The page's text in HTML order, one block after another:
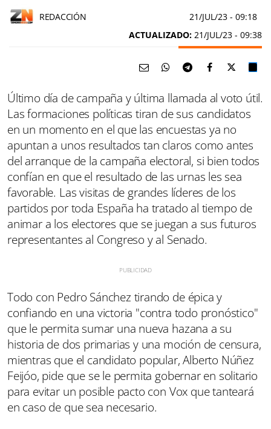
REDACCIÓN 21/JUL/23 - 09:18
ACTUALIZADO: 21/JUL/23 - 09:38
Último día de campaña y última llamada al voto útil.
Las formaciones políticas tiran de sus candidatos
en un momento en el que las encuestas ya no
apuntan a unos resultados tan claros como antes
del arranque de la campaña electoral, si bien todos
confían en que el resultado de las urnas les sea
favorable. Las visitas de grandes líderes de los
partidos por toda España ha tratado al tiempo de
animar a los electores que se juegan a sus futuros
representantes al Congreso y al Senado.
Todo con Pedro Sánchez tirando de épica y
confiando en una victoria "contra todo pronóstico"
que le permita sumar una nueva hazana a su
historia de dos primarias y una moción de censura,
mientras que el candidato popular, Alberto Núñez
Feijóo, pide que se le permita gobernar en solitario
para evitar un posible pacto con Vox que tanteará
en caso de que sea necesario.